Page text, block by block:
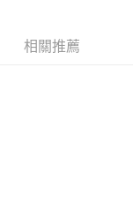
相關推薦